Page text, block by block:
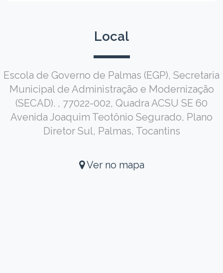
Local
Escola de Governo de Palmas (EGP), Secretaria
Municipal de Administração e Modernização
(SECAD). , 77022-002, Quadra ACSU SE 60
Avenida Joaquim Teotônio Segurado, Plano
Diretor Sul, Palmas, Tocantins
Ver no mapa